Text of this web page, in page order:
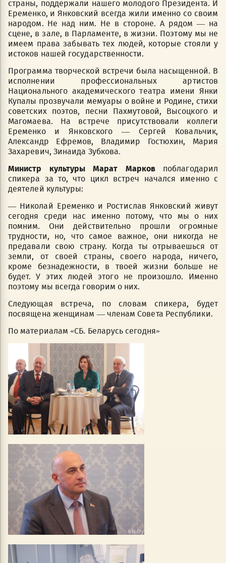
страны, поддержали нашего молодого Президента. И
Еременко, и Янковский всегда жили именно со своим
народом. Не над ним. Не в стороне. А рядом — на
сцене, в зале, в Парламенте, в жизни. Поэтому мы не
имеем права забывать тех людей, которые стояли у
истоков нашей государственности.
Программа творческой встречи была насыщенной. В
исполнении профессиональных артистов
Национального академического театра имени Янки
Купалы прозвучали мемуары о войне и Родине, стихи
советских поэтов, песни Пахмутовой, Высоцкого и
Магомаева. На встрече присутствовали коллеги
Еременко и Янковского — Сергей Ковальчик,
Александр Ефремов, Владимир Гостюхин, Мария
Захаревич, Зинаида Зубкова.
Министр культуры Марат Марков поблагодарил
спикера за то, что цикл встреч начался именно с
деятелей культуры:
— Николай Еременко и Ростислав Янковский живут
сегодня среди нас именно потому, что мы о них
помним. Они действительно прошли огромные
трудности, но, что самое важное, они никогда не
предавали свою страну. Когда ты отрываешься от
земли, от своей страны, своего народа, ничего,
кроме безнадежности, в твоей жизни больше не
будет. У этих людей этого не произошло. Именно
поэтому мы всегда говорим о них.
Следующая встреча, по словам спикера, будет
посвящена женщинам — членам Совета Республики.
По материалам «СБ. Беларусь сегодня»